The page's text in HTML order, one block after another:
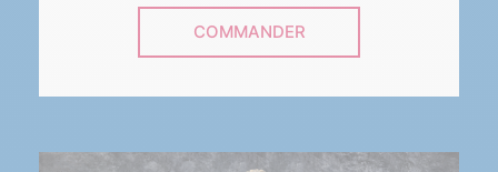
COMMANDER